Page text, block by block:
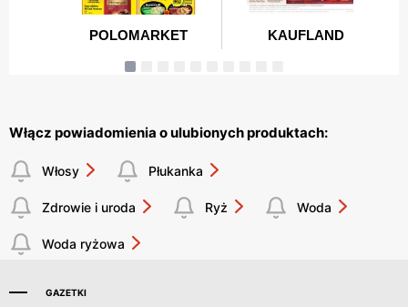
Włącz powiadomienia o ulubionych produktach:
Włosy Płukanka
Zdrowie i uroda Ryż Woda
Woda ryżowa
GAZETKI